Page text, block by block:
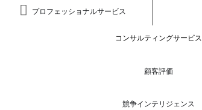
プロフェッショナルサービス
コンサルティングサービス
顧客評価
競争インテリジェンス